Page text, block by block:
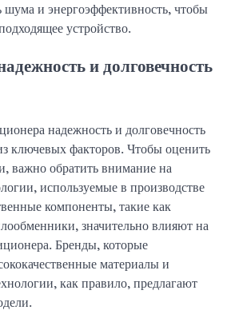
и энергоэффективность, чтобы
устройство.
и долговечность
надежность и долговечность
ключевых факторов. Чтобы оценить
важно обратить внимание на
используемые в производстве
компоненты, такие как
значительно влияют на
Бренды, которые
материалы и
как правило, предлагают